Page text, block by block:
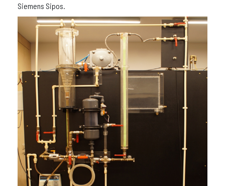
Siemens Sipos.